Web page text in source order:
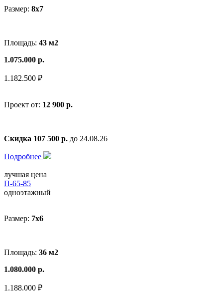
Размер: 8x7
Площадь: 43 м2
1.075.000 р.
1.182.500 ₽
Проект от: 12 900 р.
Скидка 107 500 р. до 24.08.26
Подробнее
лучшая цена
П-65-85
одноэтажный
Размер: 7x6
Площадь: 36 м2
1.080.000 р.
1.188.000 ₽